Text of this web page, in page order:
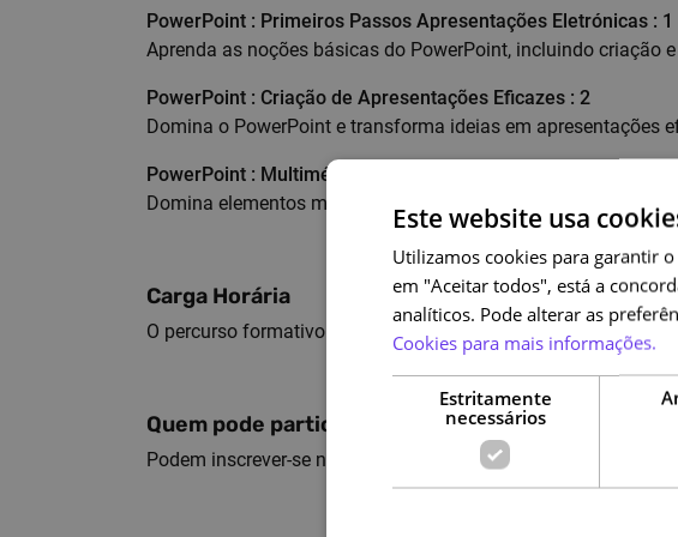
PowerPoint : Primeiros Passos Apresentações Eletrónicas : 1
Aprenda as noções básicas do PowerPoint, incluindo criação
PowerPoint : Criação de Apresentações Eficazes : 2
Domina o PowerPoint e transforma ideias em apresentações
PowerPoint : Multimédia e Recursos Avançados : 3
Domina elementos multimédia, gráficos e técnicas
Carga Horária
O percurso formativo tem uma carga horária de 18 horas,
Quem pode participar
Podem inscrever-se neste percurso formativo todos os
Este website usa
Utilizamos cookies para garantir
em "Aceitar todos", está a
analíticos. Pode alterar as
Cookies para mais informações.
Estritamente
necessários